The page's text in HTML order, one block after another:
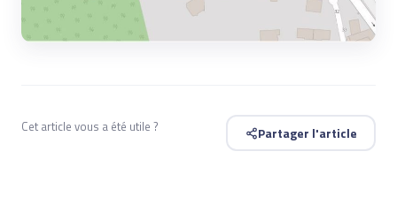
Cet article vous a été utile ? Partager l'article